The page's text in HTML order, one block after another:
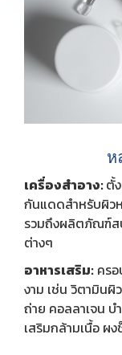
ห
เครื่องสำอาง:ตั้
กันแดดสำหรับผิว
รวมถึงผลิตภัณฑ์ส
ต่างๆ
อาหารเสริม: คร
งาม เช่น วิตามินผิ
ถ่าย คอลลาเจน
เสริมกล้ามเนื้อ ผ